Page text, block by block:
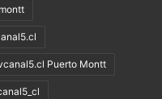
Puerto Montt